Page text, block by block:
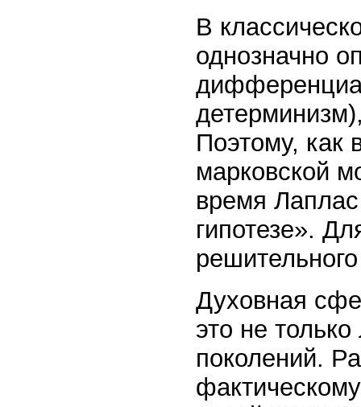
В
однозначно
Поэтому, как
марковской
время
гипотезе».
Духовная
это не
поколений.